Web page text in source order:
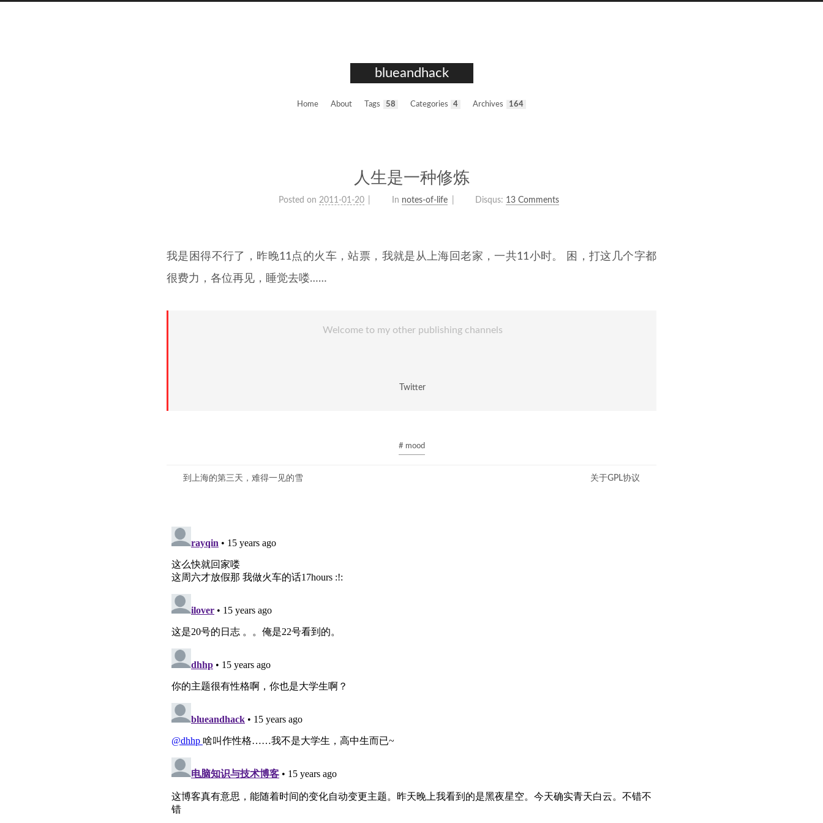
blueandhack
Home About Tags 58 Categories 4 Archives 164
人生是一种修炼
Posted on 2011-01-20 In notes-of-life Disqus: 13 Comments
我是困得不行了，昨晚11点的火车，站票，我就是从上海回老家，一共11小时。 困，打这几个字都
很费力，各位再见，睡觉去喽……
Welcome to my other publishing channels
Twitter
# mood
到上海的第三天，难得一见的雪 关于GPL协议